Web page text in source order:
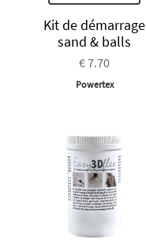
Kit de démarrage
sand & balls
€ 7.70
Powertex